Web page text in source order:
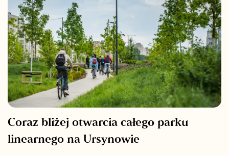
Coraz bliżej otwarcia całego parku
linearnego na Ursynowie